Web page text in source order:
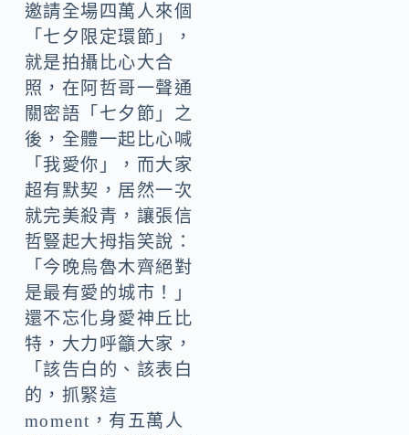
邀請全場四萬人來個
「七夕限定環節」，
就是拍攝比心大合
照，在阿哲哥一聲通
關密語「七夕節」之
後，全體一起比心喊
「我愛你」，而大家
超有默契，居然一次
就完美殺青，讓張信
哲豎起大拇指笑說：
「今晚烏魯木齊絕對
是最有愛的城市！」
還不忘化身愛神丘比
特，大力呼籲大家，
「該告白的、該表白
的，抓緊這
moment，有五萬人